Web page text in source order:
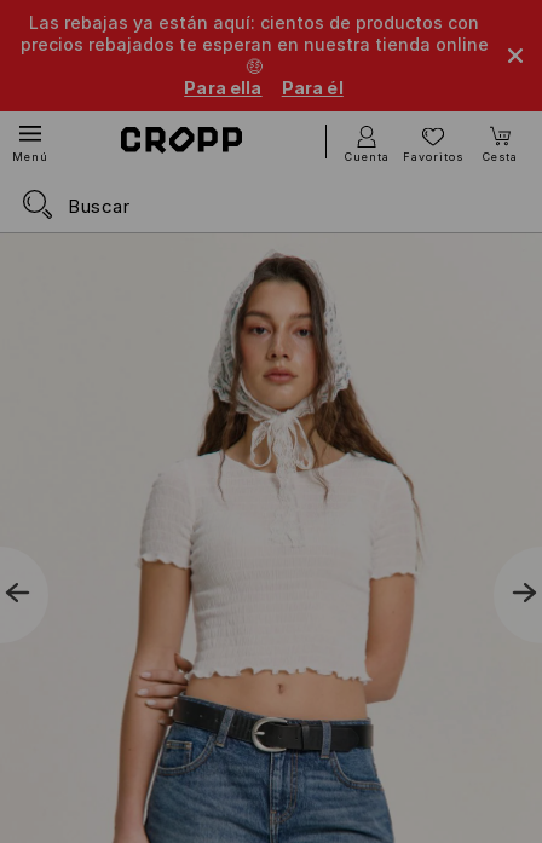
Las rebajas ya están aquí: cientos de productos con
precios rebajados te esperan en nuestra tienda online
🤑
Para ella
Para él
Menú Cuenta Favoritos Cesta